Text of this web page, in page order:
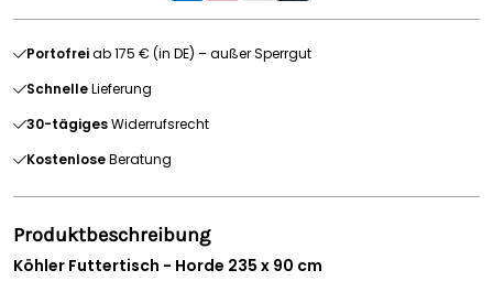
Portofreiab 175 € (in DE) – außer Sperrgut
SchnelleLieferung
30-tägigesWiderrufsrecht
KostenloseBeratung
Produktbeschreibung
Köhler Futtertisch - Horde 235 x 90 cm